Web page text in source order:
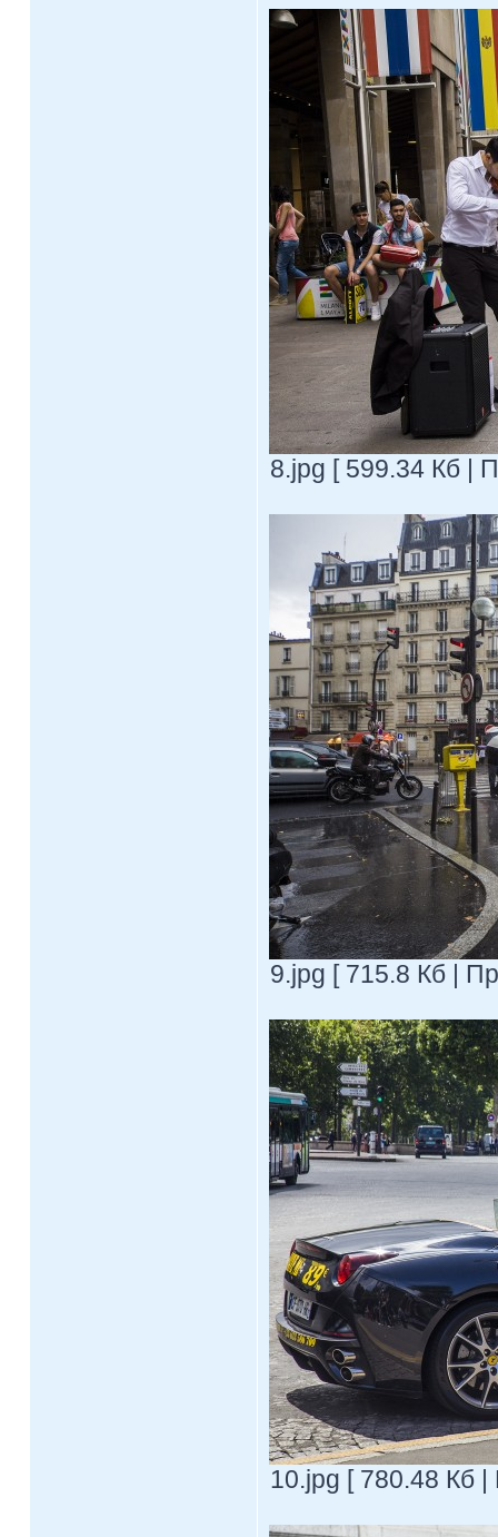
8.jpg [ 599.34 Кб |
9.jpg [ 715.8 Кб |
10.jpg [ 780.48 Кб